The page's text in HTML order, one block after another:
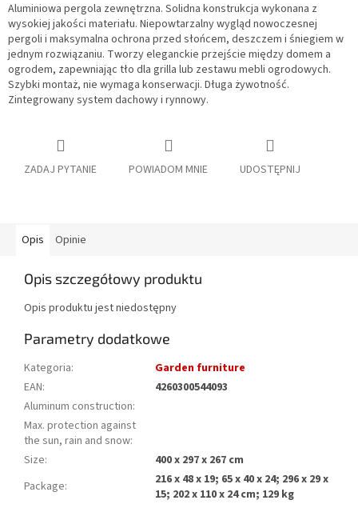
Aluminiowa pergola zewnętrzna. Solidna konstrukcja wykonana z
wysokiej jakości materiału. Niepowtarzalny wygląd nowoczesnej
pergoli i maksymalna ochrona przed słońcem, deszczem i śniegiem w
jednym rozwiązaniu. Tworzy eleganckie przejście między domem a
ogrodem, zapewniając tło dla grilla lub zestawu mebli ogrodowych.
Szybki montaż, nie wymaga konserwacji. Długa żywotność.
Zintegrowany system dachowy i rynnowy.
ZADAJ PYTANIE POWIADOM MNIE UDOSTĘPNIJ
Opis Opinie
Opis szczegółowy produktu
Opis produktu jest niedostępny
Parametry dodatkowe
Kategoria:
Garden furniture
EAN:
4260300544093
Aluminum construction:
Max. protection against
the sun, rain and snow:
Size:
400 x 297 x 267 cm
Package:
216 x 48 x 19; 65 x 40 x 24; 296 x 29 x
15; 202 x 110 x 24 cm; 129 kg